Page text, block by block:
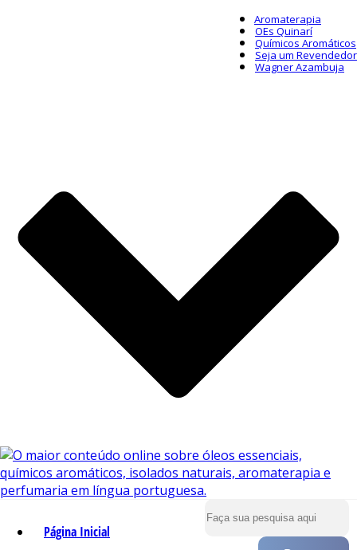
Aromaterapia
OEs Quinarí
Químicos Aromáticos
Seja um Revendedor
Wagner Azambuja
Página Inicial